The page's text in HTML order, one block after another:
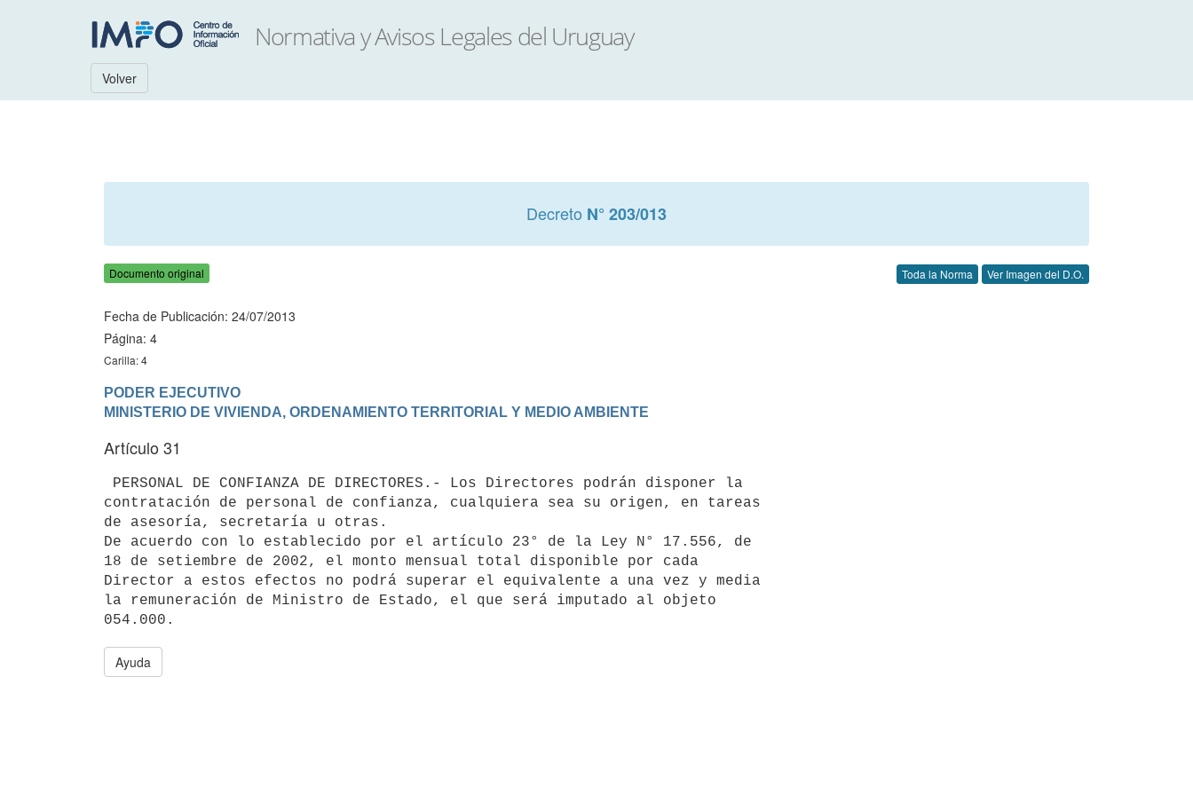
Volver
Decreto N° 203/013
Documento original Toda la Norma Ver Imagen del D.O.
Fecha de Publicación: 24/07/2013
Página: 4
Carilla: 4
PODER EJECUTIVO
Artículo 31
contratación de personal de confianza, cualquiera sea su origen, en tareas
de asesoría, secretaría u otras.
De acuerdo con lo establecido por el artículo 23° de la Ley N° 17.556, de
18 de setiembre de 2002, el monto mensual total disponible por cada
Director a estos efectos no podrá superar el equivalente a una vez y media
la remuneración de Ministro de Estado, el que será imputado al objeto
Ayuda